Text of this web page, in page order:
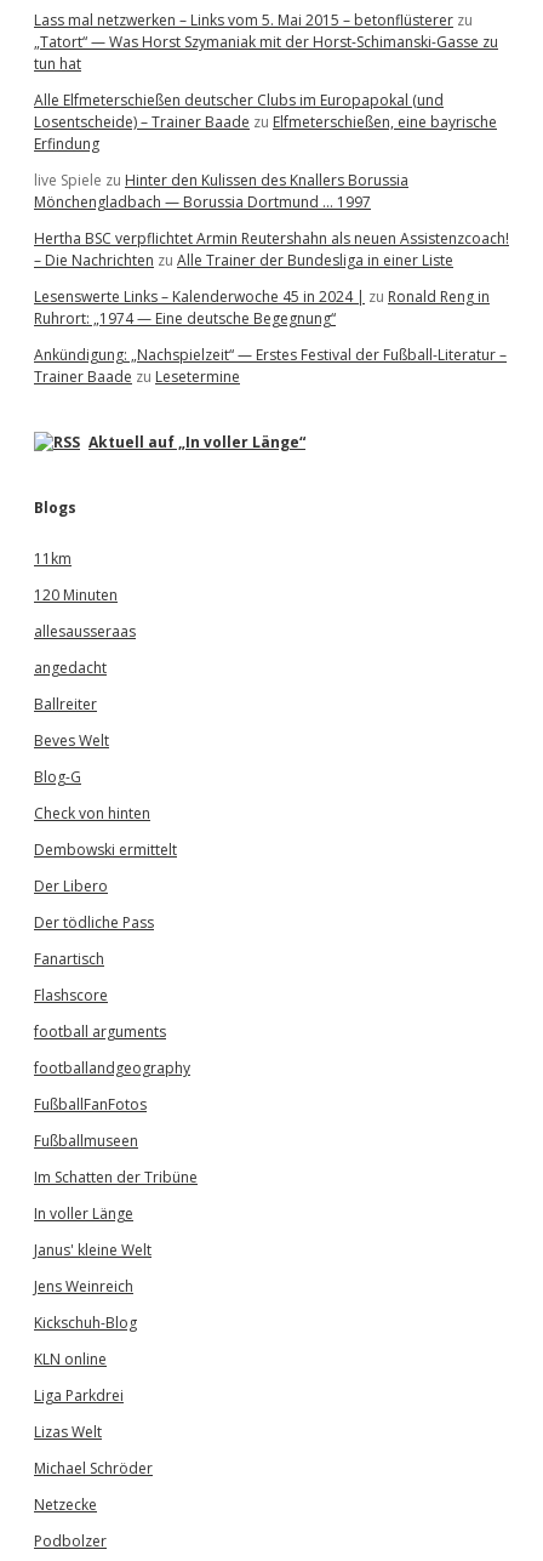
Lass mal netzwerken – Links vom 5. Mai 2015 – betonflüsterer zu
„Tatort“ — Was Horst Szymaniak mit der Horst-Schimanski-Gasse zu
tun hat
Alle Elfmeterschießen deutscher Clubs im Europapokal (und
Losentscheide) – Trainer Baade zu Elfmeterschießen, eine bayrische
Erfindung
live Spiele zu Hinter den Kulissen des Knallers Borussia
Mönchengladbach — Borussia Dortmund … 1997
Hertha BSC verpflichtet Armin Reutershahn als neuen Assistenzcoach!
– Die Nachrichten zu Alle Trainer der Bundesliga in einer Liste
Lesenswerte Links – Kalenderwoche 45 in 2024 | zu Ronald Reng in
Ruhrort: „1974 — Eine deutsche Begegnung“
Ankündigung: „Nachspielzeit“ — Erstes Festival der Fußball-Literatur –
Trainer Baade zu Lesetermine
Aktuell auf „In voller Länge“
Blogs
11km
120 Minuten
allesausseraas
angedacht
Ballreiter
Beves Welt
Blog-G
Check von hinten
Dembowski ermittelt
Der Libero
Der tödliche Pass
Fanartisch
Flashscore
football arguments
footballandgeography
FußballFanFotos
Fußballmuseen
Im Schatten der Tribüne
In voller Länge
Janus' kleine Welt
Jens Weinreich
Kickschuh-Blog
KLN online
Liga Parkdrei
Lizas Welt
Michael Schröder
Netzecke
Podbolzer